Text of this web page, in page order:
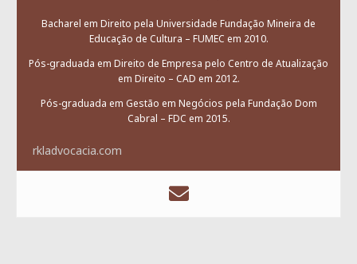
Bacharel em Direito pela Universidade Fundação Mineira de
Educação de Cultura – FUMEC em 2010.
Pós-graduada em Direito de Empresa pelo Centro de Atualização
em Direito – CAD em 2012.
Pós-graduada em Gestão em Negócios pela Fundação Dom
Cabral – FDC em 2015.
rkladvocacia.com